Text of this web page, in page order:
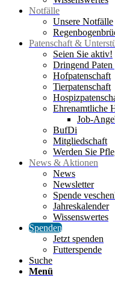
Notfälle
Unsere Notfälle
Patenschaft &
Seien Sie aktiv!
Dringend Paten
Hofpatenschaft
Tierpatenschaft
Ehrenamtliche
Job-
BufDi
Mitgliedschaft
Werden Sie
News & Aktionen
News
Newsletter
Spende
Jahreskalender
Wissenswertes
Spenden
Jetzt spenden
Futterspende
Suche
Menü